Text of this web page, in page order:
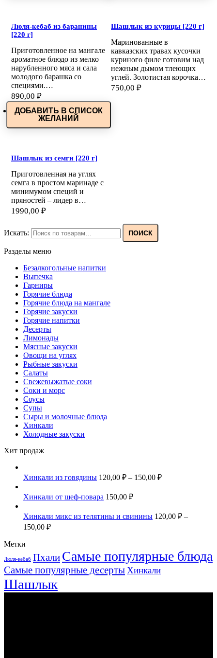
Люля-кебаб из баранины
[220 г]
Приготовленное на мангале
ароматное блюдо из мелко
нарубленного мяса и сала
молодого барашка со
специями.…
890,00 ₽
Шашлык из курицы [220 г]
Маринованные в
кавказских травах кусочки
куриного филе готовим над
нежным дымом тлеющих
углей. Золотистая корочка…
750,00 ₽
ДОБАВИТЬ В СПИСОК
ЖЕЛАНИЙ
Шашлык из семги [220 г]
Приготовленная на углях
семга в простом маринаде с
минимумом специй и
пряностей – лидер в…
1990,00 ₽
Искать: ПОИСК
Разделы меню
Безалкогольные напитки
Выпечка
Гарниры
Горячие блюда
Горячие блюда на мангале
Горячие закуски
Горячие напитки
Десерты
Лимонады
Мясные закуски
Овощи на углях
Рыбные закуски
Салаты
Свежевыжатые соки
Соки и морс
Соусы
Супы
Сыры и молочные блюда
Хинкали
Холодные закуски
Хит продаж
Хинкали из говядины 120,00 ₽ – 150,00 ₽
Хинкали от шеф-повара 150,00 ₽
Хинкали микс из телятины и свинины 120,00 ₽ –
150,00 ₽
Метки
Люля-кебаб Пхали Самые популярные блюда
Самые популярные десерты Хинкали
Шашлык